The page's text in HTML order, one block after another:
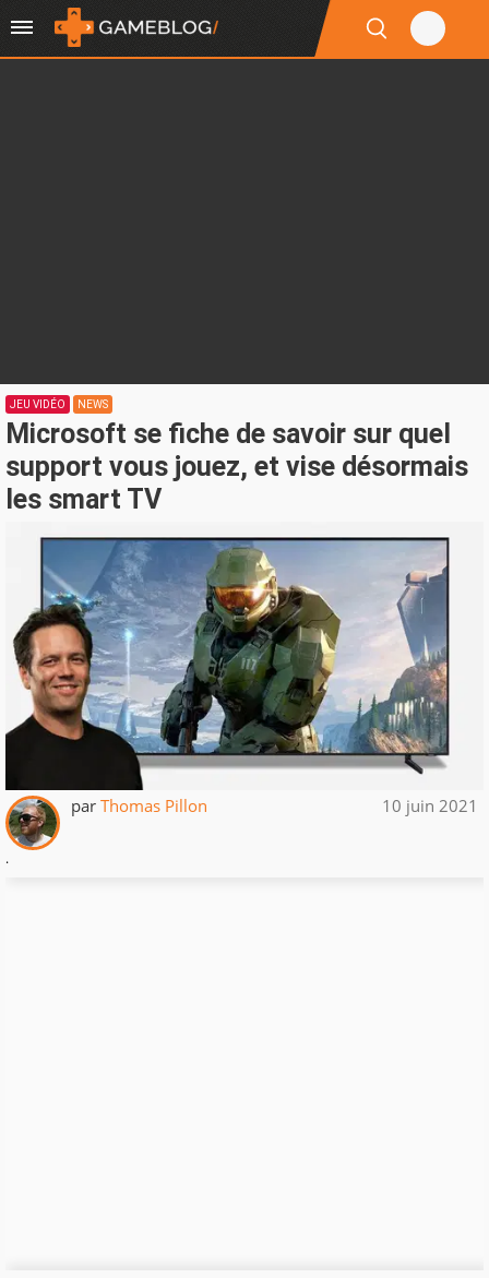
JEU VIDÉO NEWS
Microsoft se fiche de savoir sur quel
support vous jouez, et vise désormais
les smart TV
par Thomas Pillon 10 juin 2021
.